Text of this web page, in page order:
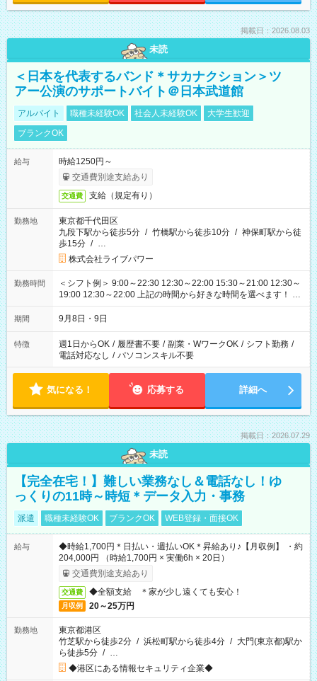
掲載日：2026.08.03
未読
＜日本を代表するバンド＊サカナクション＞ツ
アー公演のサポートバイト＠日本武道館
アルバイト 職種未経験OK 社会人未経験OK
大学生歓迎
ブランクOK
給与
時給1250円～
交通費別途支給あり
交通費 支給（規定有り）
勤務地
東京都千代田区
九段下駅から徒歩5分 / 竹橋駅から徒歩10分 / 神保町駅から徒
歩15分 / …
株式会社ライブパワー
勤務時間
＜シフト例＞ 9:00～22:30 12:30～22:00 15:30～21:00 12:30～
19:00 12:30～22:00 上記の時間から好きな時間を選べます！ ※
時間は変更となる可能性があります
期間 9月8日・9日
特徴 週1日からOK / 履歴書不要 / 副業・WワークOK / シフト勤務 /
電話対応なし / パソコンスキル不要
気になる！ 応募する 詳細へ
掲載日：2026.07.29
未読
【完全在宅！】難しい業務なし＆電話なし！ゆ
っくりの11時～時短＊データ入力・事務
派遣 職種未経験OK ブランクOK WEB登録・面接OK
給与
◆時給1,700円＊日払い・週払いOK＊昇給あり♪【月収例】 ・約
204,000円 （時給1,700円 × 実働6h × 20日）
交通費別途支給あり
交通費 ◆全額支給 ＊家が少し遠くても安心！
月収例 20～25万円
勤務地
東京都港区
竹芝駅から徒歩2分 / 浜松町駅から徒歩4分 / 大門(東京都)駅か
ら徒歩5分 / …
◆港区にある情報セキュリティ企業◆